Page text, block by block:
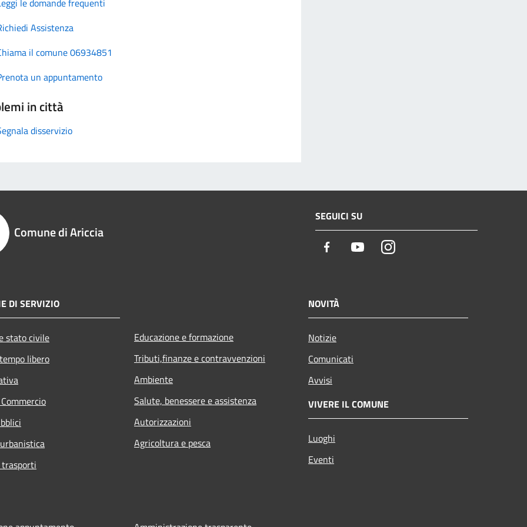
Assistenza
il comune 06934851
un appuntamento
in città
disservizio
Comune di Ariccia
SEGUICI SU
Facebook YoutubeInstagram
DI SERVIZIO
stato civile
libero
Educazione e formazione
Tributi,finanze e contravvenzioni
Ambiente
Salute, benessere e assistenza
Autorizzazioni
Agricoltura e pesca
NOVITÀ
Notizie
Comunicati
Avvisi
VIVERE IL COMUNE
Luoghi
Eventi